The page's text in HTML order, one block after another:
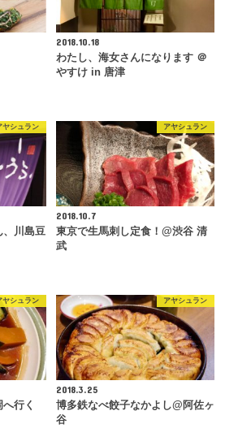
2018.10.18
わたし、海女さんになります ＠
やすけ in 唐津
ヤシュラン
、川島豆
アヤシュラン
2018.10.7
東京で生馬刺し定食！@渋谷 清
武
ヤシュラン
行く
アヤシュラン
2018.3.25
博多鉄なべ餃子なかよし@阿佐ヶ
谷